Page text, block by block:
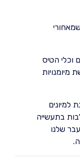
וכלי הטיס
מיומנויות
למיונים
בתעשייה
שלנו